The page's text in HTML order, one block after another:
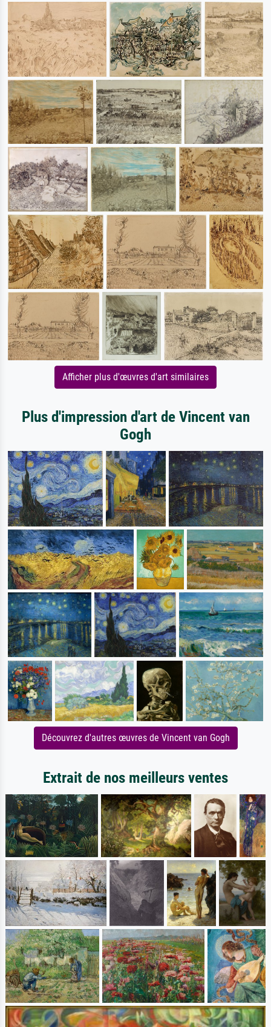
Afficher plus d'œuvres d'art similaires
Plus d'impression d'art de Vincent van
Gogh
Découvrez d'autres œuvres de Vincent van Gogh
Extrait de nos meilleurs ventes